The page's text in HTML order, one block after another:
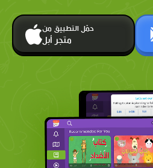
حمّل التطبيق من
متجر أبل